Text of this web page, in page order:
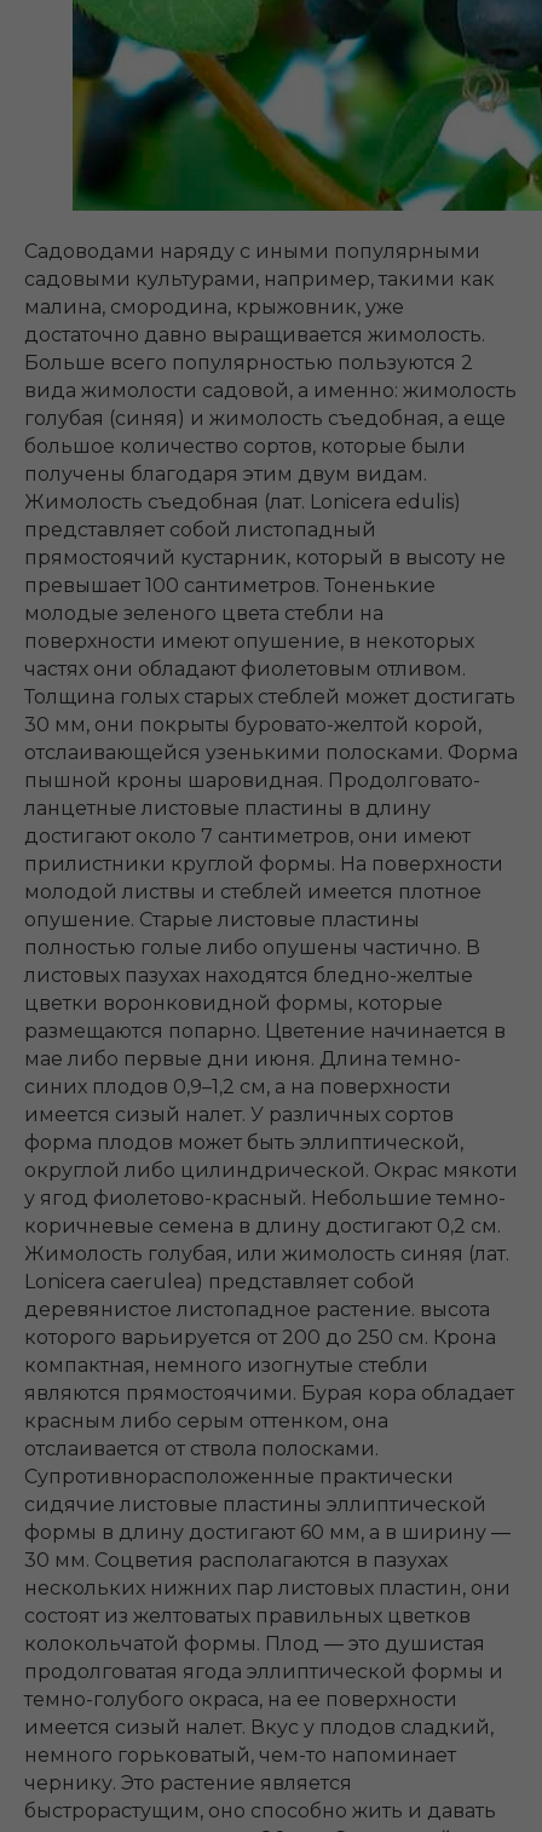
Садоводами наряду с иными популярными
садовыми культурами, например, такими как
малина, смородина, крыжовник, уже
достаточно давно выращивается жимолость.
Больше всего популярностью пользуются 2
вида жимолости садовой, а именно: жимолость
голубая (синяя) и жимолость съедобная, а еще
большое количество сортов, которые были
получены благодаря этим двум видам.
Жимолость съедобная (лат. Lonicera edulis)
представляет собой листопадный
прямостоячий кустарник, который в высоту не
превышает 100 сантиметров. Тоненькие
молодые зеленого цвета стебли на
поверхности имеют опушение, в некоторых
частях они обладают фиолетовым отливом.
Толщина голых старых стеблей может достигать
30 мм, они покрыты буровато-желтой корой,
отслаивающейся узенькими полосками. Форма
пышной кроны шаровидная. Продолговато-
ланцетные листовые пластины в длину
достигают около 7 сантиметров, они имеют
прилистники круглой формы. На поверхности
молодой листвы и стеблей имеется плотное
опушение. Старые листовые пластины
полностью голые либо опушены частично. В
листовых пазухах находятся бледно-желтые
цветки воронковидной формы, которые
размещаются попарно. Цветение начинается в
мае либо первые дни июня. Длина темно-
синих плодов 0,9–1,2 см, а на поверхности
имеется сизый налет. У различных сортов
форма плодов может быть эллиптической,
округлой либо цилиндрической. Окрас мякоти
у ягод фиолетово-красный. Небольшие темно-
коричневые семена в длину достигают 0,2 см.
Жимолость голубая, или жимолость синяя (лат.
Lonicera caerulea) представляет собой
деревянистое листопадное растение. высота
которого варьируется от 200 до 250 см. Крона
компактная, немного изогнутые стебли
являются прямостоячими. Бурая кора обладает
красным либо серым оттенком, она
отслаивается от ствола полосками.
Супротивнорасположенные практически
сидячие листовые пластины эллиптической
формы в длину достигают 60 мм, а в ширину ―
30 мм. Соцветия располагаются в пазухах
нескольких нижних пар листовых пластин, они
состоят из желтоватых правильных цветков
колокольчатой формы. Плод ― это душистая
продолговатая ягода эллиптической формы и
темно-голубого окраса, на ее поверхности
имеется сизый налет. Вкус у плодов сладкий,
немного горьковатый, чем-то напоминает
чернику. Это растение является
быстрорастущим, оно способно жить и давать